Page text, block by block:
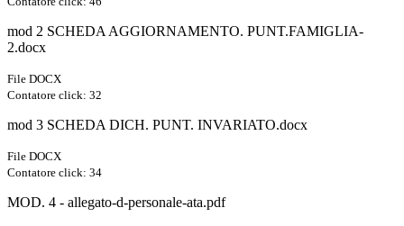
mod 2 SCHEDA AGGIORNAMENTO. PUNT.FAMIGLIA-
2.docx
File DOCX
Contatore click: 32
mod 3 SCHEDA DICH. PUNT. INVARIATO.docx
File DOCX
Contatore click: 34
MOD. 4 - allegato-d-personale-ata.pdf